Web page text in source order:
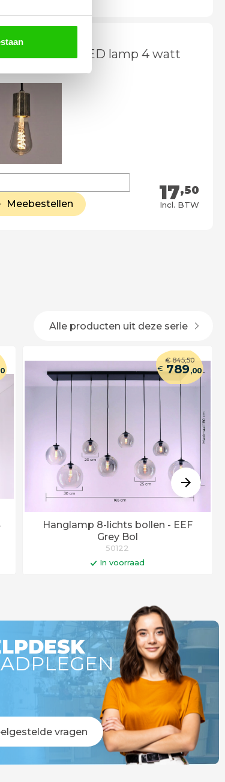
smoke LED lamp 4 watt
17,50
Incl. BTW
Meebestellen
Alle producten uit deze serie
Hanglamp 8-lichts bollen - EEF
Grey Bol
€845,50
€789,00
50122
In voorraad
Op werkdagen voor 14:00 uur besteld =
vandaag verstuurd!
vragen